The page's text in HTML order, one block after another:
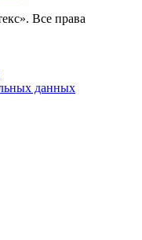
Все права
данных